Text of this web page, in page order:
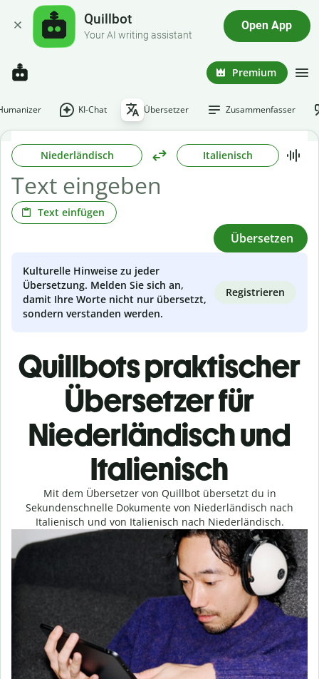
Quillbot
Your AI writing assistant
Open App
Premium
KI-Chat Übersetzer Zusammenfasser
Niederländisch Italienisch
Text einfügen
Übersetzen
Kulturelle Hinweise zu jeder
Übersetzung. Melden Sie sich an,
damit Ihre Worte nicht nur übersetzt,
sondern verstanden werden.
Registrieren
Quillbots praktischer
Übersetzer für
Niederländisch und
Italienisch
Mit dem Übersetzer von Quillbot übersetzt du in
Sekundenschnelle Dokumente von Niederländisch nach
Italienisch und von Italienisch nach Niederländisch.